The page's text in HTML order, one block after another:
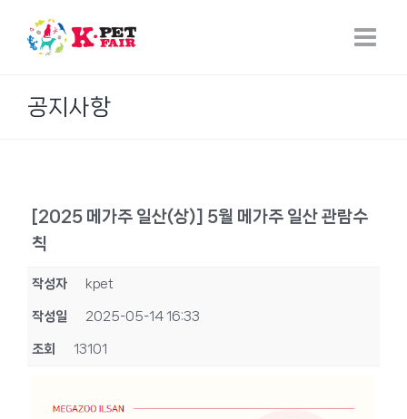
content
공지사항
[2025 메가주 일산(상)] 5월 메가주 일산 관람수
칙
작성자 kpet
작성일 2025-05-14 16:33
조회 13101